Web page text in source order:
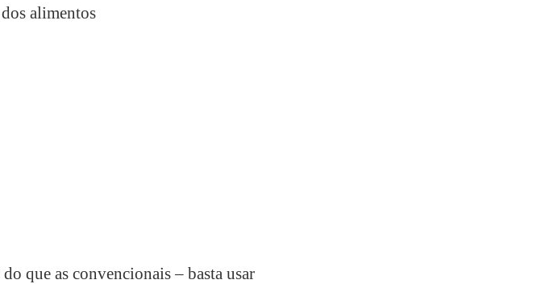
alimentos
que as convencionais – basta usar